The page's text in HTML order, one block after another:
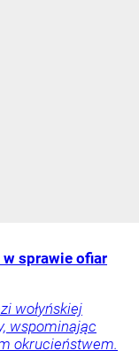
w sprawie ofiar
wołyńskiej
wspominając
okrucieństwem.